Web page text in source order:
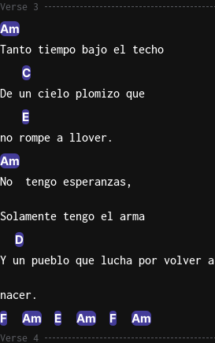
Verse 3
Am
Tanto tiempo bajo el techo
C
De un cielo plomizo que
E
no rompe a llover.
Am
No  tengo esperanzas,
Solamente tengo el arma
D
Y un pueblo que lucha por volver a
nacer.
F Am E Am F Am
Verse 4